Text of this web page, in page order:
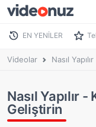
EN YENİLER
Videolar Nasıl Yapılır
Nasıl Yapılır
Geliştirin